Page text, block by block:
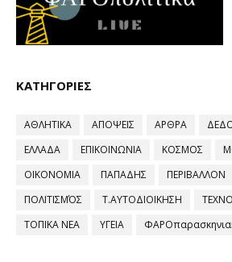
ΚΑΤΗΓΟΡΙΕΣ
ΑΘΛΗΤΙΚΑ ΑΠΟΨΕΙΣ ΑΡΘΡΑ
ΕΛΛΑΔΑ
ΕΠΙΚΟΙΝΩΝΙΑ ΚΟΣΜΟΣ
ΟΙΚΟΝΟΜΙΑ
ΠΑΠΑΔΗΣ ΠΕΡΙΒΑΛΛΟΝ
ΠΟΛΙΤΙΣΜΌΣ
Τ.ΑΥΤΟΔΙΟΙΚΗΣΗ
ΤΟΠΙΚΑ ΝΕΑ
ΥΓΕΙΑ